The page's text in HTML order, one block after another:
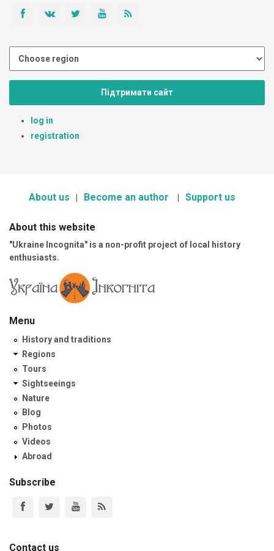
Підтримати сайт
log in
registration
About us Become an author Support us
About this website
"Ukraine Incognita" is a non-profit project of local history
enthusiasts.
Menu
History and traditions
Regions
Tours
Sightseeings
Nature
Blog
Photos
Videos
Abroad
Subscribe
Contact us